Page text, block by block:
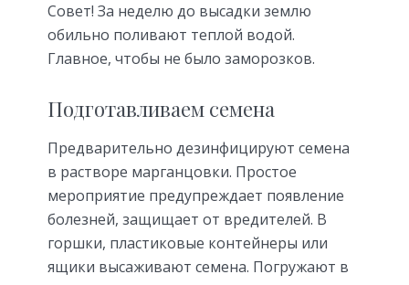
Совет! За неделю до высадки землю
обильно поливают теплой водой.
Главное, чтобы не было заморозков.
Подготавливаем семена
Предварительно дезинфицируют семена
в растворе марганцовки. Простое
мероприятие предупреждает появление
болезней, защищает от вредителей. В
горшки, пластиковые контейнеры или
ящики высаживают семена. Погружают в